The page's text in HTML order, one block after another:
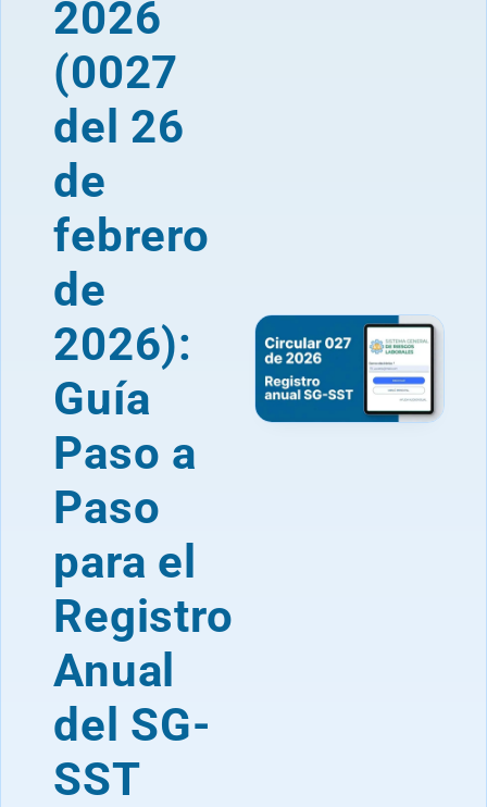
2026
(0027
del 26
de
febrero
de
2026):
Guía
Paso a
Paso
para el
Registro
Anual
del SG-
SST